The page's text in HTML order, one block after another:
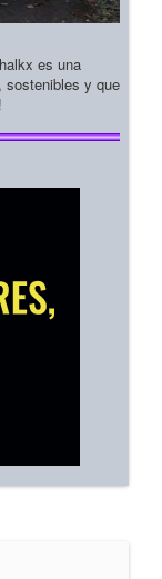
es una
sostenibles y que